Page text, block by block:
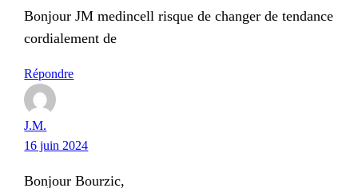
Bonjour JM medincell risque de changer de tendance
cordialement de
Répondre
J.M.
16 juin 2024
Bonjour Bourzic,